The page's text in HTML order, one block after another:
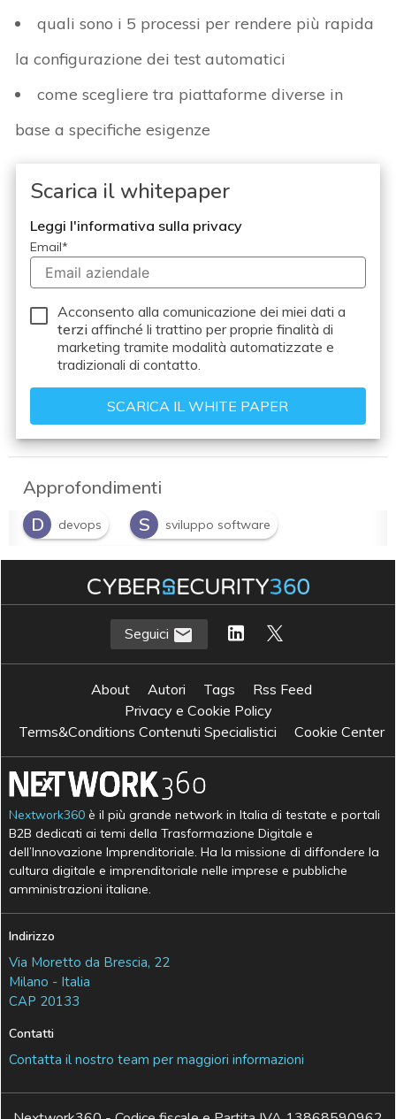
quali sono i 5 processi per rendere più rapida
la configurazione dei test automatici
come scegliere tra piattaforme diverse in
base a specifiche esigenze
Scarica il whitepaper
Leggi l'informativa sulla privacy
Email*
Acconsento alla comunicazione dei miei dati a
terzi affinché li trattino per proprie finalità di
marketing tramite modalità automatizzate e
tradizionali di contatto.
Approfondimenti
D
devops S sviluppo software
T test automation
Seguici
About Autori Tags
Rss Feed
Privacy e Cookie Policy
Terms&Conditions Contenuti Specialistici
Cookie Center
Nextwork360 è il più grande network in Italia di testate e portali
B2B dedicati ai temi della Trasformazione Digitale e
dell’Innovazione Imprenditoriale. Ha la missione di diffondere la
cultura digitale e imprenditoriale nelle imprese e pubbliche
amministrazioni italiane.
Indirizzo
Via Moretto da Brescia, 22
Milano - Italia
CAP 20133
Contatti
Contatta il nostro team per maggiori informazioni